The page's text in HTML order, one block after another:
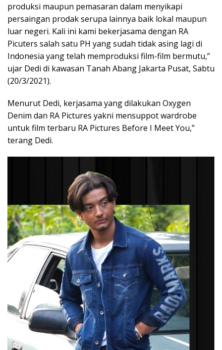
produksi maupun pemasaran dalam menyikapi
persaingan prodak serupa lainnya baik lokal maupun
luar negeri. Kali ini kami bekerjasama dengan RA
Picuters salah satu PH yang sudah tidak asing lagi di
Indonesia yang telah memproduksi film-film bermutu,”
ujar Dedi di kawasan Tanah Abang Jakarta Pusat, Sabtu
(20/3/2021).
Menurut Dedi, kerjasama yang dilakukan Oxygen
Denim dan RA Pictures yakni mensuppot wardrobe
untuk film terbaru RA Pictures Before I Meet You,”
terang Dedi.